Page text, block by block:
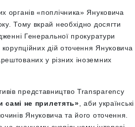
органів «поплічника» Януковича
Тому вкрай необхідно досягти
Генеральної прокуратури
дій оточення Януковича
у різних іноземних
представництво Transparency
самі не прилетять» , аби українські
Януковича та його оточення.